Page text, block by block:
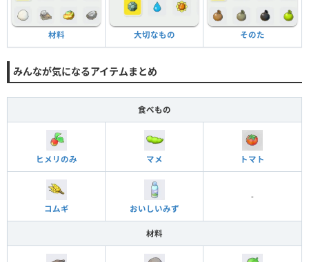
材料 大切なもの そのた
みんなが気になるアイテムまとめ
食べもの
ヒメリのみ マメ トマト
コムギ おいしいみず
-
材料